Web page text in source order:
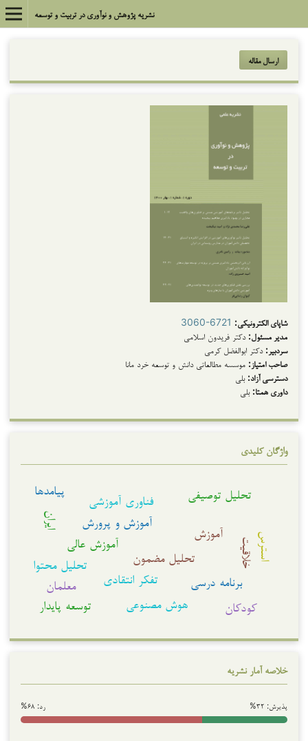
نشریه پژوهش و نوآوری در تربیت و توسعه
ارسال مقاله
شاپای الکترونیکی: 3060-6721
مدیر مسئول: دکتر فریدون اسلامی
سردبیر: دکتر ابوالفضل کرمی
صاحب امتیاز: موسسه مطالعاتی دانش و توسعه خرد مانا
دسترسی آزاد: بلی
داوری همتا: بلی
واژگان کلیدی
تحلیل مضمون
تفکر انتقادی
آموزش
آموزش عالی
برنامه درسی
هوش مصنوعی
آموزش و پرورش
فناوری آموزشی تحلیل توصیفی
تحلیل محتوا
توسعه پایدار
خلاقیت
معلمان
ایران
پیامدها
کودکان
استرس
خلاصه آمار نشریه
پذیرش: ۳۲% رد: ۶۸%